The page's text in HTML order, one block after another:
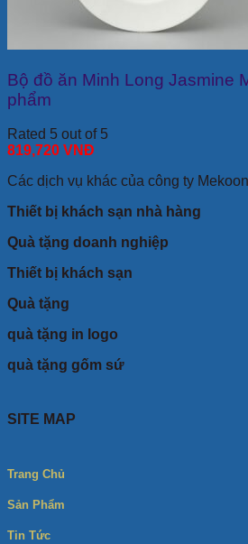
Bộ đồ ăn Minh Long Jasmine
phẩm
Rated 5 out of 5
819,720 VNĐ
Các dịch vụ khác của công ty
Thiết bị khách sạn nhà hàng
Quà tặng doanh nghiệp
Thiết bị khách sạn
Quà tặng
quà tặng in logo
quà tặng gốm sứ
SITE MAP
Trang Chủ
Sản Phẩm
Tin Tức